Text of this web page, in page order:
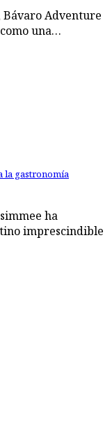
Adventure
una…
la gastronomía
ha
imprescindible